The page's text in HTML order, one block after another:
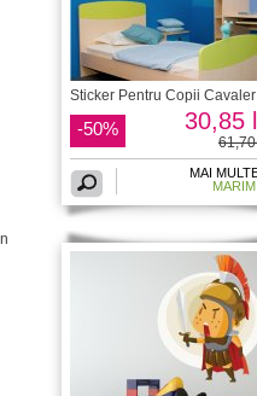
Sticker Pentru Copii Cavaler
-50% 30,85
MAI